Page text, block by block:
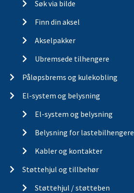
Søk via bilde
Finn din aksel
Akselpakker
Ubremsede tilhengere
Påløpsbrems og kulekobling
El-system og belysning
El-system og belysning
Belysning for lastebilhengere
Kabler og kontakter
Støttehjul og tillbehør
Støttehjul / støtteben